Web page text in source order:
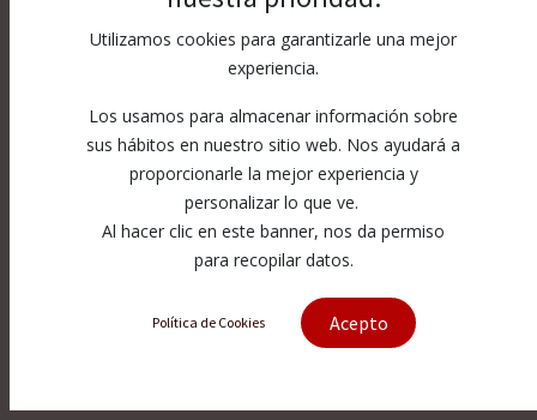
[012573-1] 60K High-Pressure
Utilizamos cookies para garantizarle una mejor
experiencia.
Los usamos para almacenar información sobre
sus hábitos en nuestro sitio web. Nos ayudará a
proporcionarle la mejor experiencia y
personalizar lo que ve.
Al hacer clic en este banner, nos da permiso
para recopilar datos.
Política de Cookies Acepto